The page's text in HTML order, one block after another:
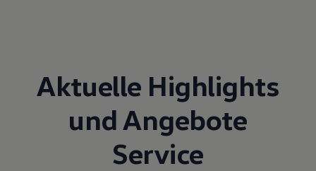
Aktuelle Highlights
und Angebote
Service